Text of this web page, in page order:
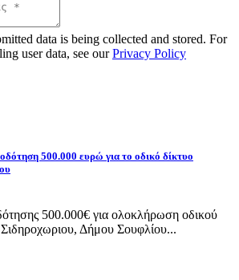
data is being collected and stored. For
user data, see ourPrivacy Policy
500.000 ευρώ για το οδικό δίκτυο
500.000€ για ολοκλήρωση οδικού
Δήμου Σουφλίου...